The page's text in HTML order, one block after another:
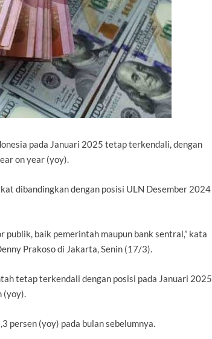
pada Januari 2025 tetap terkendali, dengan
on year (yoy).
dibandingkan dengan posisi ULN Desember 2024
baik pemerintah maupun bank sentral,” kata
Prakoso di Jakarta, Senin (17/3).
tetap terkendali dengan posisi pada Januari 2025
(yoy).
persen (yoy) pada bulan sebelumnya.